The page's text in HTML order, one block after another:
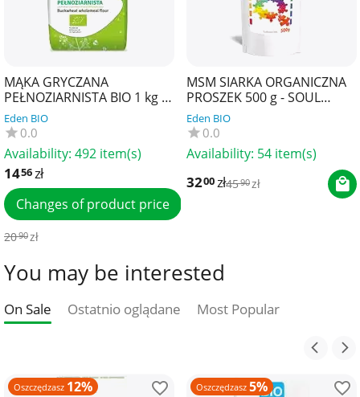
MĄKA GRYCZANA
PEŁNOZIARNISTA BIO 1 kg -
BIO PLANET
Eden BIO
0.0
Availability: 492 item(s)
1456zł
Changes of product price
2090zł
MSM SIARKA ORGANICZNA
PROSZEK 500 g - SOUL
FARM
Eden BIO
0.0
Availability: 54 item(s)
3200zł4590zł
You may be interested
On Sale Ostatnio oglądane Most Popular
Oszczędzasz 12% Oszczędzasz 5%